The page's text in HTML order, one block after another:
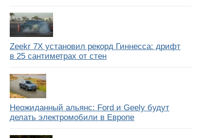
Zeekr 7X установил рекорд Гиннесса: дрифт
в 25 сантиметрах от стен
Неожиданный альянс: Ford и Geely будут
делать электромобили в Европе